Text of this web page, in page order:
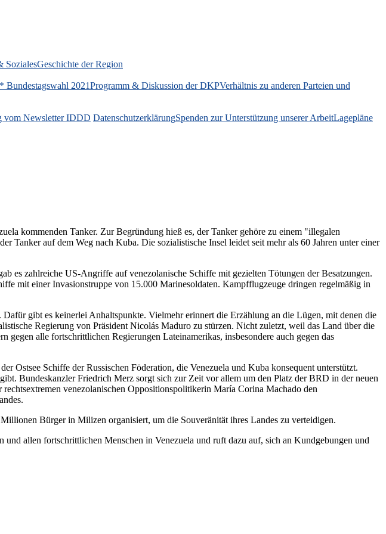
SozialesGeschichte der Region
* Bundestagswahl 2021Programm & Diskussion der DKPVerhältnis zu anderen Parteien und
vom Newsletter IDDD DatenschutzerklärungSpenden zur Unterstützung unserer ArbeitLagepläne
kommenden Tanker. Zur Begründung hieß es, der Tanker gehöre zu einem "illegalen
Tanker auf dem Weg nach Kuba. Die sozialistische Insel leidet seit mehr als 60 Jahren unter einer
es zahlreiche US-Angriffe auf venezolanische Schiffe mit gezielten Tötungen der Besatzungen.
mit einer Invasionstruppe von 15.000 Marinesoldaten. Kampfflugzeuge dringen regelmäßig in
gibt es keinerlei Anhaltspunkte. Vielmehr erinnert die Erzählung an die Lügen, mit denen die
Regierung von Präsident Nicolás Maduro zu stürzen. Nicht zuletzt, weil das Land über die
alle fortschrittlichen Regierungen Lateinamerikas, insbesondere auch gegen das
Ostsee Schiffe der Russischen Föderation, die Venezuela und Kuba konsequent unterstützt.
Bundeskanzler Friedrich Merz sorgt sich zur Zeit vor allem um den Platz der BRD in der neuen
venezolanischen Oppositionspolitikerin María Corina Machado den
Bürger in Milizen organisiert, um die Souveränität ihres Landes zu verteidigen.
allen fortschrittlichen Menschen in Venezuela und ruft dazu auf, sich an Kundgebungen und